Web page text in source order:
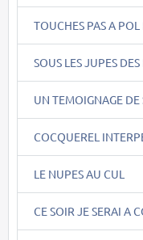
TOUCHES PAS A POL
SOUS LES JUPES DES
UN TEMOIGNAGE
COCQUEREL
LE NUPES AU CUL
CE SOIR JE SERAI A